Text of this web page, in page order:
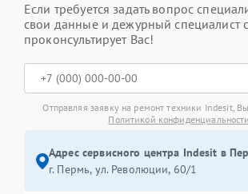
Если требуется задать вопрос
свои данные и дежурный специалист
проконсультирует Вас!
Отправляя заявку на ремонт техники Indesit,
Политикой конфиденциальности
Адрес сервисного центра Indesit в
г. Пермь, ул. ​Революции, 60/1